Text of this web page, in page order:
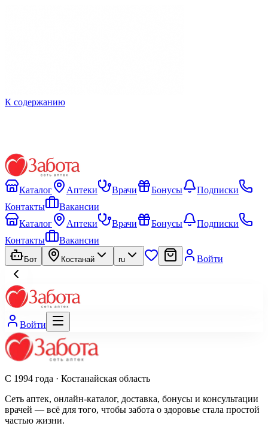
К содержанию
Каталог Аптеки Врачи Бонусы
Подписки
Контакты
Вакансии
Каталог
Аптеки Врачи Бонусы
Подписки
Контакты
Вакансии
Бот Костанай ru Войти
Войти
С 1994 года · Костанайская область
Сеть аптек, онлайн-каталог, доставка, бонусы и консультации
врачей — всё для того, чтобы забота о здоровье стала простой
частью жизни.